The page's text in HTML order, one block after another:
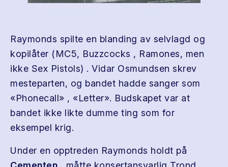
Raymonds spilte en blanding av selvlagd og
kopilåter (MC5, Buzzcocks , Ramones, men
ikke Sex Pistols) . Vidar Osmundsen skrev
mesteparten, og bandet hadde sanger som
«Phonecall» , «Letter». Budskapet var at
bandet ikke likte dumme ting som for
eksempel krig.
Under en opptreden Raymonds holdt på